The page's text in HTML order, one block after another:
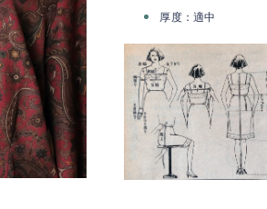
厚度 ：適中